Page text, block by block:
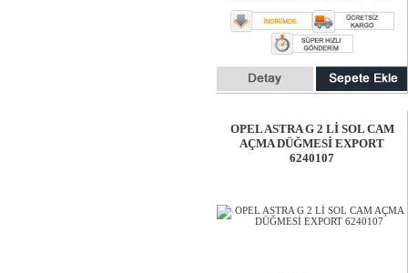
OPEL ASTRA G 2 Lİ SOL CAM
AÇMA DÜĞMESİ EXPORT
6240107